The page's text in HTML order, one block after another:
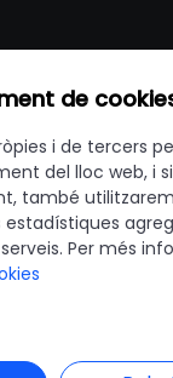
de
i de tercers
del lloc web, i
també
Per més